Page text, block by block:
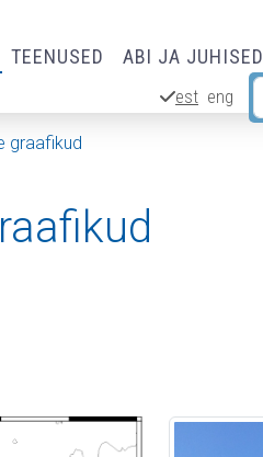
TEENUSED ABI JA JUHISED
est eng
graafikud